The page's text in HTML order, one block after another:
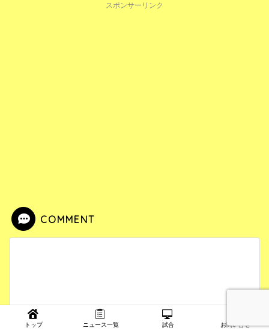
スポンサーリンク
COMMENT
トップ ニュース一覧 試合 お問い合せ